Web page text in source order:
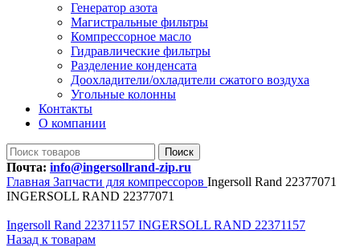
Генератор азота
Магистральные фильтры
Компрессорное масло
Гидравлические фильтры
Разделение конденсата
Доохладители/охладители сжатого воздуха
Угольные колонны
Контакты
О компании
Поиск
Почта: info@ingersollrand-zip.ru
Главная Запчасти для компрессоров Ingersoll Rand 22377071
INGERSOLL RAND 22377071
Ingersoll Rand 22371157 INGERSOLL RAND 22371157
Назад к товарам